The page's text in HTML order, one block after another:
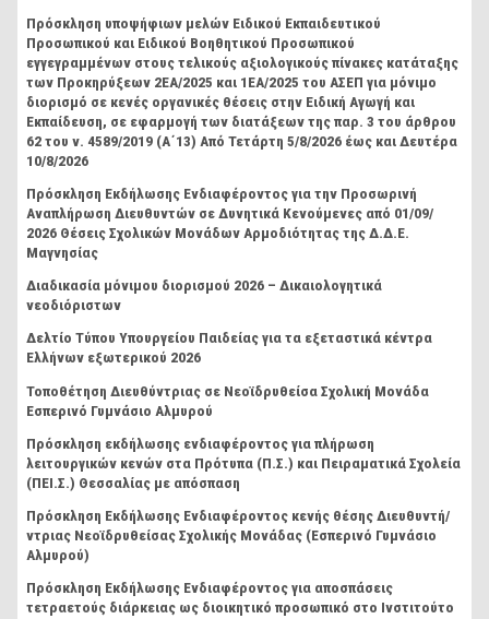
Πρόσκληση υποψήφιων μελών Ειδικού Εκπαιδευτικού
Προσωπικού και Ειδικού Βοηθητικού Προσωπικού
εγγεγραμμένων στους τελικούς αξιολογικούς πίνακες κατάταξης
των Προκηρύξεων 2ΕΑ/2025 και 1ΕΑ/2025 του ΑΣΕΠ για μόνιμο
διορισμό σε κενές οργανικές θέσεις στην Ειδική Αγωγή και
Εκπαίδευση, σε εφαρμογή των διατάξεων της παρ. 3 του άρθρου
62 του ν. 4589/2019 (Α΄13) Από Τετάρτη 5/8/2026 έως και Δευτέρα
10/8/2026
Πρόσκληση Εκδήλωσης Ενδιαφέροντος για την Προσωρινή
Αναπλήρωση Διευθυντών σε Δυνητικά Κενούμενες από 01/09/
2026 Θέσεις Σχολικών Μονάδων Αρμοδιότητας της Δ.Δ.Ε.
Μαγνησίας
Διαδικασία μόνιμου διορισμού 2026 – Δικαιολογητικά
νεοδιόριστων
Δελτίο Τύπου Υπουργείου Παιδείας για τα εξεταστικά κέντρα
Ελλήνων εξωτερικού 2026
Τοποθέτηση Διευθύντριας σε Νεοϊδρυθείσα Σχολική Μονάδα
Εσπερινό Γυμνάσιο Αλμυρού
Πρόσκληση εκδήλωσης ενδιαφέροντος για πλήρωση
λειτουργικών κενών στα Πρότυπα (Π.Σ.) και Πειραματικά Σχολεία
(ΠΕΙ.Σ.) Θεσσαλίας με απόσπαση
Πρόσκληση Εκδήλωσης Ενδιαφέροντος κενής θέσης Διευθυντή/
ντριας Νεοϊδρυθείσας Σχολικής Μονάδας (Εσπερινό Γυμνάσιο
Αλμυρού)
Πρόσκληση Εκδήλωσης Ενδιαφέροντος για αποσπάσεις
τετραετούς διάρκειας ως διοικητικό προσωπικό στο Ινστιτούτο